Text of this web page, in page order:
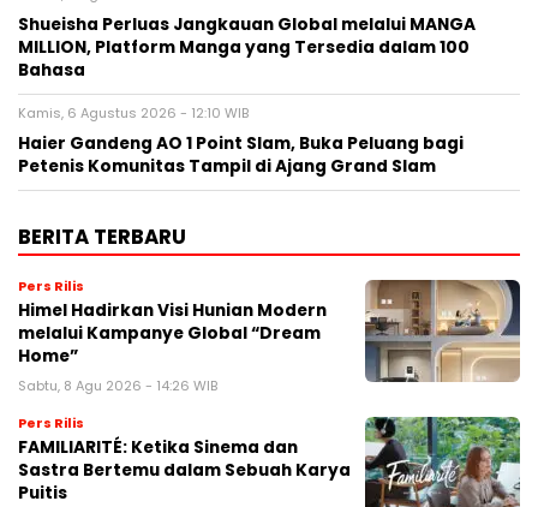
Shueisha Perluas Jangkauan Global melalui MANGA
MILLION, Platform Manga yang Tersedia dalam 100
Bahasa
Kamis, 6 Agustus 2026 - 12:10 WIB
Haier Gandeng AO 1 Point Slam, Buka Peluang bagi
Petenis Komunitas Tampil di Ajang Grand Slam
BERITA TERBARU
Pers Rilis
Himel Hadirkan Visi Hunian Modern
melalui Kampanye Global “Dream
Home”
Sabtu, 8 Agu 2026 - 14:26 WIB
Pers Rilis
FAMILIARITÉ: Ketika Sinema dan
Sastra Bertemu dalam Sebuah Karya
Puitis